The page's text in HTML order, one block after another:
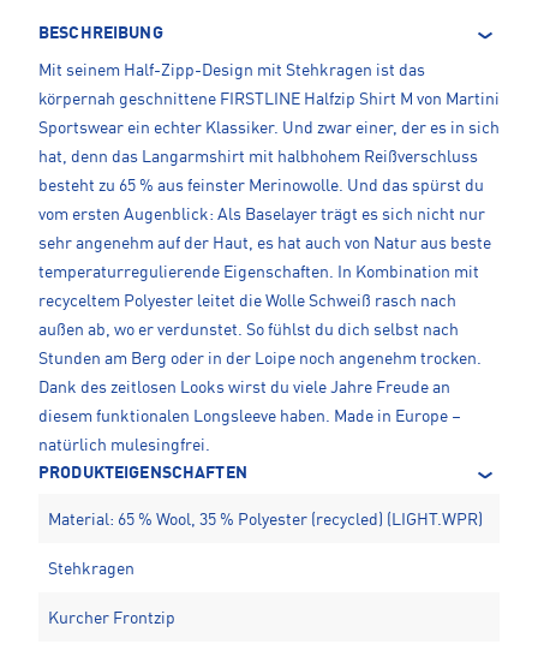
BESCHREIBUNG
Mit seinem Half-Zipp-Design mit Stehkragen ist das
körpernah geschnittene FIRSTLINE Halfzip Shirt M von Martini
Sportswear ein echter Klassiker. Und zwar einer, der es in sich
hat, denn das Langarmshirt mit halbhohem Reißverschluss
besteht zu 65 % aus feinster Merinowolle. Und das spürst du
vom ersten Augenblick: Als Baselayer trägt es sich nicht nur
sehr angenehm auf der Haut, es hat auch von Natur aus beste
temperaturregulierende Eigenschaften. In Kombination mit
recyceltem Polyester leitet die Wolle Schweiß rasch nach
außen ab, wo er verdunstet. So fühlst du dich selbst nach
Stunden am Berg oder in der Loipe noch angenehm trocken.
Dank des zeitlosen Looks wirst du viele Jahre Freude an
diesem funktionalen Longsleeve haben. Made in Europe –
natürlich mulesingfrei.
PRODUKTEIGENSCHAFTEN
Material: 65 % Wool, 35 % Polyester (recycled) (LIGHT.WPR)
Stehkragen
Kurcher Frontzip